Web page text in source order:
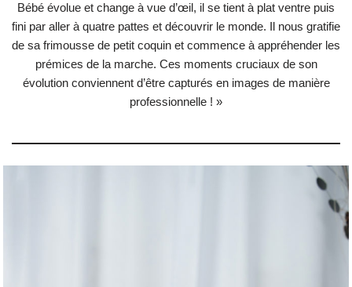
Bébé évolue et change à vue d’œil, il se tient à plat ventre puis
fini par aller à quatre pattes et découvrir le monde. Il nous gratifie
de sa frimousse de petit coquin et commence à appréhender les
prémices de la marche. Ces moments cruciaux de son
évolution conviennent d’être capturés en images de manière
professionnelle ! »